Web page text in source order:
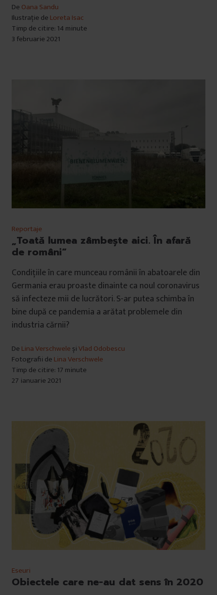
De Oana Sandu
Ilustrație de Loreta Isac
Timp de citire: 14 minute
3 februarie 2021
Reportaje
„Toată lumea zâmbește aici. În afară
de români”
Condițiile în care munceau românii în abatoarele din
Germania erau proaste dinainte ca noul coronavirus
să infecteze mii de lucrători. S-ar putea schimba în
bine după ce pandemia a arătat problemele din
industria cărnii?
De Lina Verschwele șiVlad Odobescu
Fotografii de Lina Verschwele
Timp de citire: 17 minute
27 ianuarie 2021
Eseuri
Obiectele care ne-au dat sens în 2020